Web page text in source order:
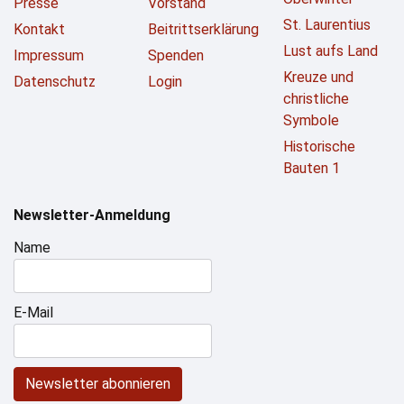
Kontakt
Impressum
Datenschutz
Beitrittserklärung
Spenden
Login
St. Laurentius
Lust aufs Land
Kreuze und
christliche
Symbole
Historische
Bauten 1
Newsletter-Anmeldung
Name
E-Mail
Newsletter abonnieren